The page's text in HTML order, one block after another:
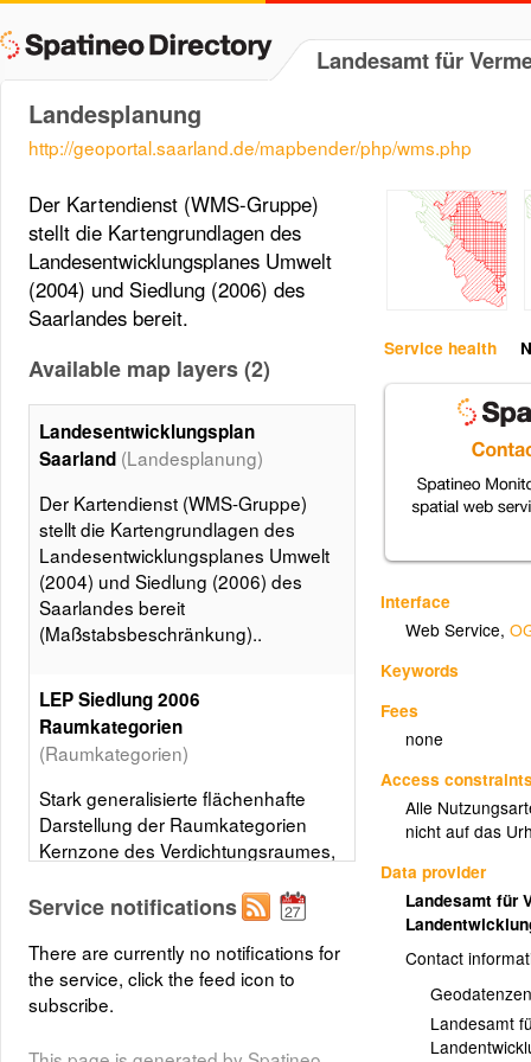
Landesamt für
Landesplanung
http://geoportal.saarland.de/mapbender/php/wms.php
Service health
Interface
Web Service,
Keywords
Fees
none
Access
Alle
nicht auf das
Data provider
Landesamt für
Contact
Landesamt
Der Kartendienst (WMS-Gruppe)
stellt die Kartengrundlagen des
Landesentwicklungsplanes Umwelt
(2004) und Siedlung (2006) des
Saarlandes bereit.
Available map layers (2)
Landesentwicklungsplan
Saarland (Landesplanung)
Der Kartendienst (WMS-Gruppe)
stellt die Kartengrundlagen des
Landesentwicklungsplanes Umwelt
(2004) und Siedlung (2006) des
Saarlandes bereit
(Maßstabsbeschränkung)..
LEP Siedlung 2006
Raumkategorien
(Raumkategorien)
Stark generalisierte flächenhafte
Darstellung der Raumkategorien
Kernzone des Verdichtungsraumes,
Verdichtungsraumes und
Ländlicher Raum im Rahmen des
LEP Siedlung 2006.
Layer metadata (
Service notifications
There are currently no notifications for
the service, click the feed icon to
subscribe.